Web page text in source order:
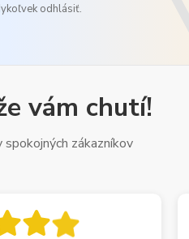
odhlásiť.
vám chutí!
zákazníkov